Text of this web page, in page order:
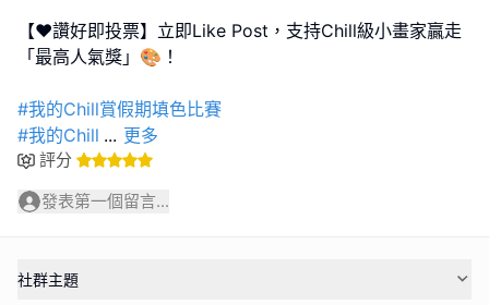
【❤️讚好即投票】立即Like Post，支持Chill級小畫家贏走
「最高人氣獎」🎨！
#我的Chill賞假期填色比賽
#我的Chill ... 更多
評分
發表第一個留言...
社群主題